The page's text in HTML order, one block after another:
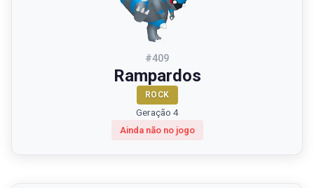
#409
Rampardos
ROCK
Geração 4
Ainda não no jogo